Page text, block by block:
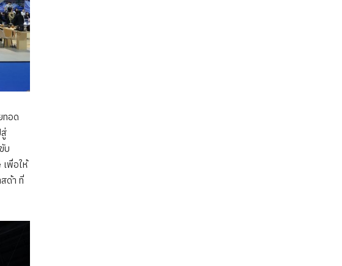
ทอด
บ
พื่อให้
ด้า ที่